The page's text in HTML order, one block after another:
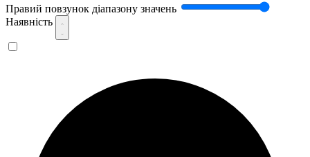
Правий повзунок діапазону значень
Наявність